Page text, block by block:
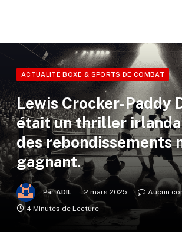
ACTUALITÉ BOXE & SPORTS DE COMBAT
Lewis Crocker-Paddy
était un thriller
des rebondissements
gagnant.
Par ADIL 2 mars 2025
Aucun
4 Minutes de Lecture